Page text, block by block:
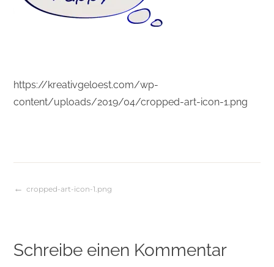
https://kreativgeloest.com/wp-
content/uploads/2019/04/cropped-art-icon-1.png
Beitragsnavigation
cropped-art-icon-1.png
Schreibe einen Kommentar